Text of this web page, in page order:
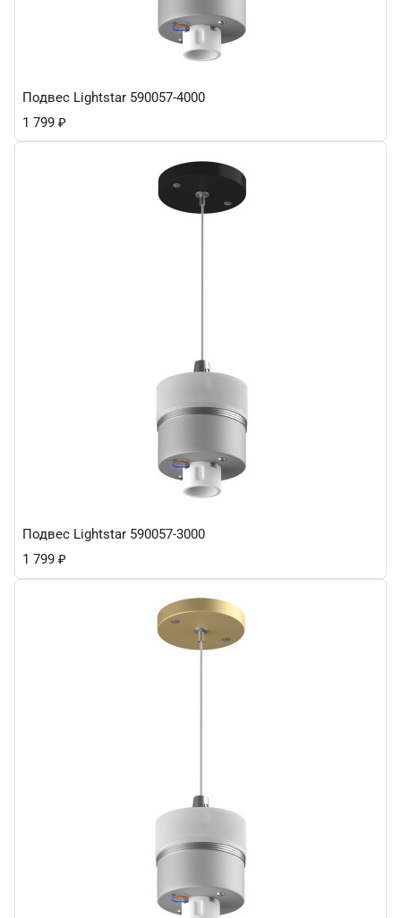
Подвес Lightstar 590057-4000
1 799 ₽
Подвес Lightstar 590057-3000
1 799 ₽